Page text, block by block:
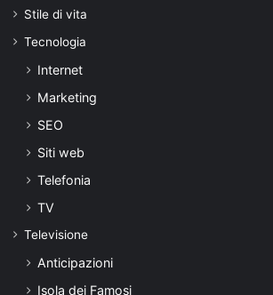
Stile di vita
Tecnologia
Internet
Marketing
SEO
Siti web
Telefonia
TV
Televisione
Anticipazioni
Isola dei Famosi